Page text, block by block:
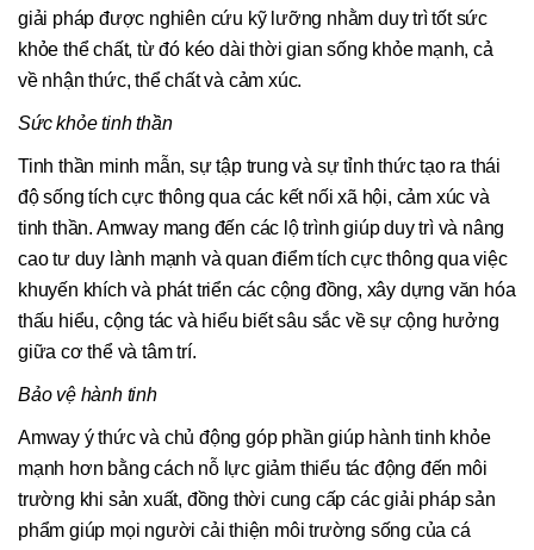
giải pháp được nghiên cứu kỹ lưỡng nhằm duy trì tốt sức
khỏe thể chất, từ đó kéo dài thời gian sống khỏe mạnh, cả
về nhận thức, thể chất và cảm xúc.
Sức khỏe tinh thần
Tinh thần minh mẫn, sự tập trung và sự tỉnh thức tạo ra thái
độ sống tích cực thông qua các kết nối xã hội, cảm xúc và
tinh thần. Amway mang đến các lộ trình giúp duy trì và nâng
cao tư duy lành mạnh và quan điểm tích cực thông qua việc
khuyến khích và phát triển các cộng đồng, xây dựng văn hóa
thấu hiểu, cộng tác và hiểu biết sâu sắc về sự cộng hưởng
giữa cơ thể và tâm trí.
Bảo vệ hành tinh
Amway ý thức và chủ động góp phần giúp hành tinh khỏe
mạnh hơn bằng cách nỗ lực giảm thiểu tác động đến môi
trường khi sản xuất, đồng thời cung cấp các giải pháp sản
phẩm giúp mọi người cải thiện môi trường sống của cá